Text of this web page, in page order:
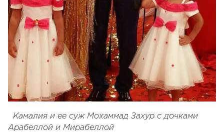
Камалия и ее суж Мохаммад Захур с дочками
Арабеллой и Мирабеллой